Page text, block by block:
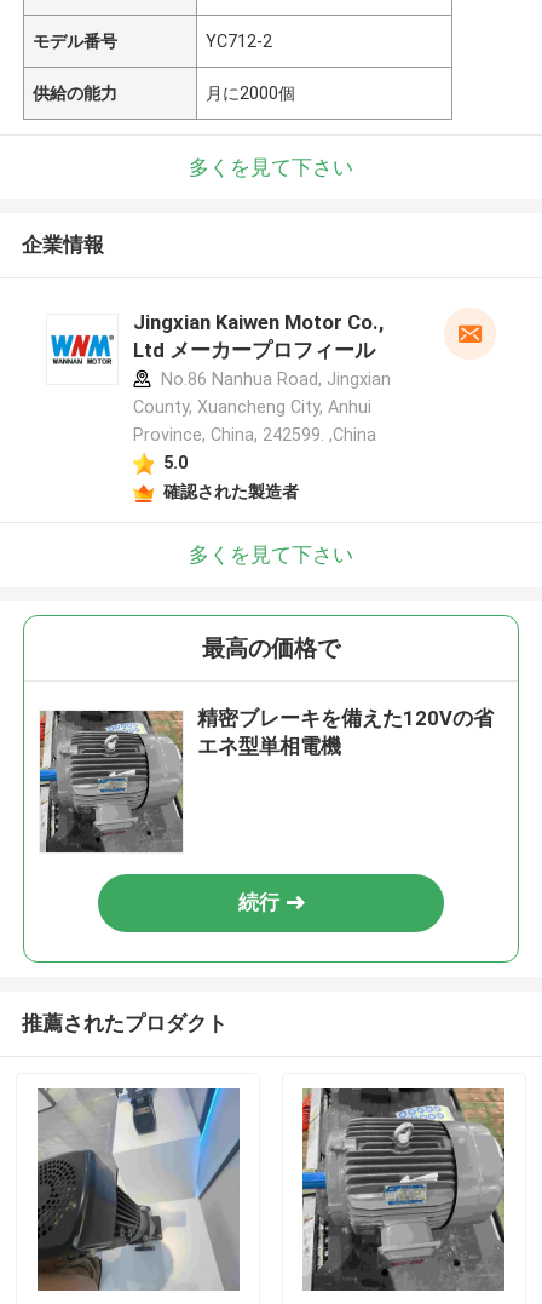
モデル番号 YC712-2
供給の能力 月に2000個
多くを見て下さい
企業情報
Jingxian Kaiwen Motor Co.,
Ltd メーカープロフィール
No.86 Nanhua Road, Jingxian
County, Xuancheng City, Anhui
Province, China, 242599. ,China
5.0
確認された製造者
多くを見て下さい
最高の価格で
精密ブレーキを備えた120Vの省
エネ型単相電機
続行
推薦されたプロダクト